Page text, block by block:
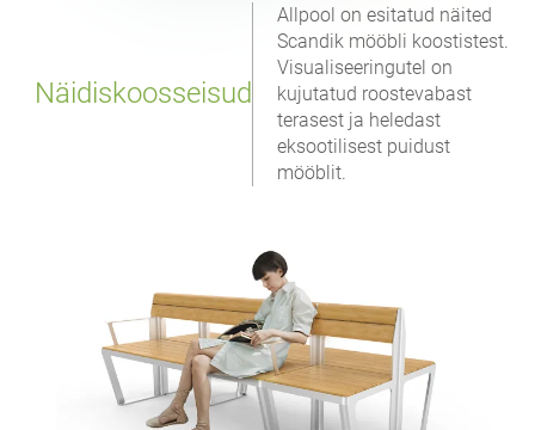
Näidiskoosseisud
Allpool on esitatud näited
Scandik mööbli koostistest.
Visualiseeringutel on
kujutatud roostevabast
terasest ja heledast
eksootilisest puidust
mööblit.